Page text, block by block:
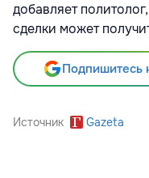
добавляет
сделки может
Подпишитесь
Источник Gazeta